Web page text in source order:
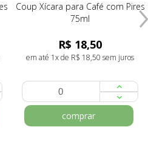
Coup Xícara para Café com Pires
75ml
R$ 18,50
em até 1x de R$ 18,50 sem juros
comprar